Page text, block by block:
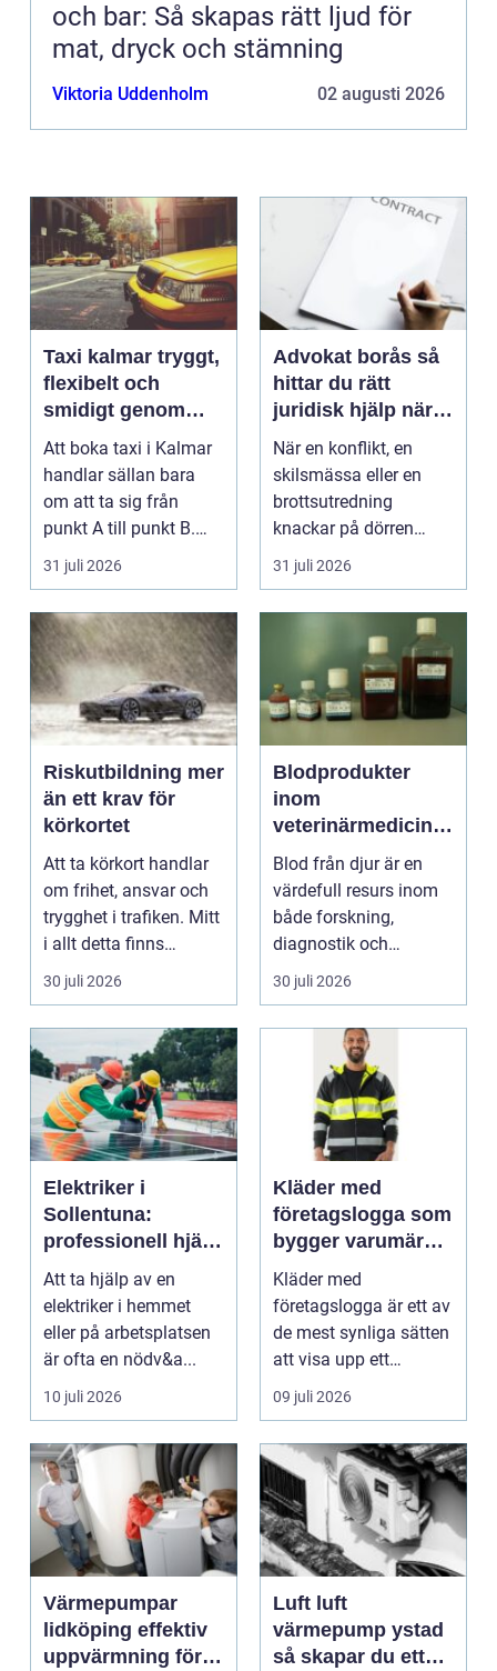
och bar: Så skapas rätt ljud för
mat, dryck och stämning
Viktoria Uddenholm 02 augusti 2026
Taxi kalmar tryggt,
flexibelt och
smidigt genom
hela resan
Att boka taxi i Kalmar
handlar sällan bara
om att ta sig från
punkt A till punkt B.
För många är res...
31 juli 2026
Advokat borås så
hittar du rätt
juridisk hjälp när
livet krånglar
När en konflikt, en
skilsmässa eller en
brottsutredning
knackar på dörren
förändras vardagen
snabbt....
31 juli 2026
Riskutbildning mer
än ett krav för
körkortet
Att ta körkort handlar
om frihet, ansvar och
trygghet i trafiken. Mitt
i allt detta finns
riskutbild...
30 juli 2026
Blodprodukter
inom
veterinärmedicin
funktion, kvalitet
och användning
Blod från djur är en
värdefull resurs inom
både forskning,
diagnostik och
veterinärmedicin. När
blod...
30 juli 2026
Elektriker i
Sollentuna:
professionell hjälp
när du behöver det
Att ta hjälp av en
elektriker i hemmet
eller på arbetsplatsen
är ofta en nödv&a...
10 juli 2026
Kläder med
företagslogga som
bygger varumärke
i vardagen
Kläder med
företagslogga är ett av
de mest synliga sätten
att visa upp ett
varum...
09 juli 2026
Värmepumpar
lidköping effektiv
uppvärmning för
Luft luft
värmepump ystad
så skapar du ett